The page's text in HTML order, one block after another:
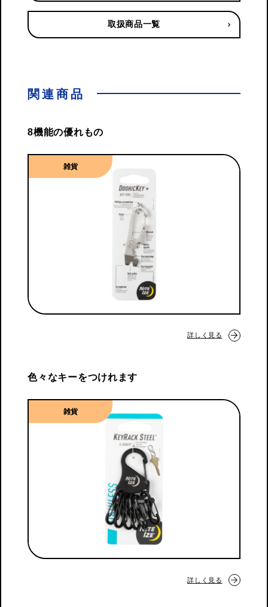
取扱商品一覧
関連商品
8機能の優れもの
雑貨
詳しく見る
色々なキーをつけれます
雑貨
詳しく見る